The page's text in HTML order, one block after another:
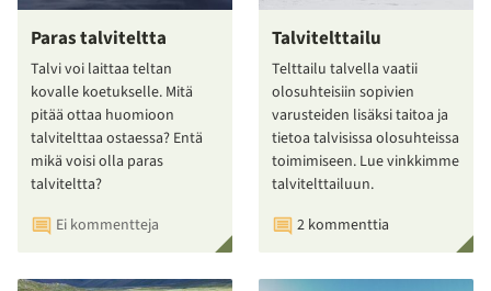
Paras talviteltta
Talvi voi laittaa teltan
kovalle koetukselle. Mitä
pitää ottaa huomioon
talvitelttaa ostaessa? Entä
mikä voisi olla paras
talviteltta?
Ei kommentteja
Talvitelttailu
Telttailu talvella vaatii
olosuhteisiin sopivien
varusteiden lisäksi taitoa ja
tietoa talvisissa olosuhteissa
toimimiseen. Lue vinkkimme
talvitelttailuun.
2 kommenttia